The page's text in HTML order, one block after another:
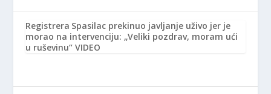
Registrera Spasilac prekinuo javljanje uživo jer je
morao na intervenciju: „Veliki pozdrav, moram ući
u ruševinu“ VIDEO